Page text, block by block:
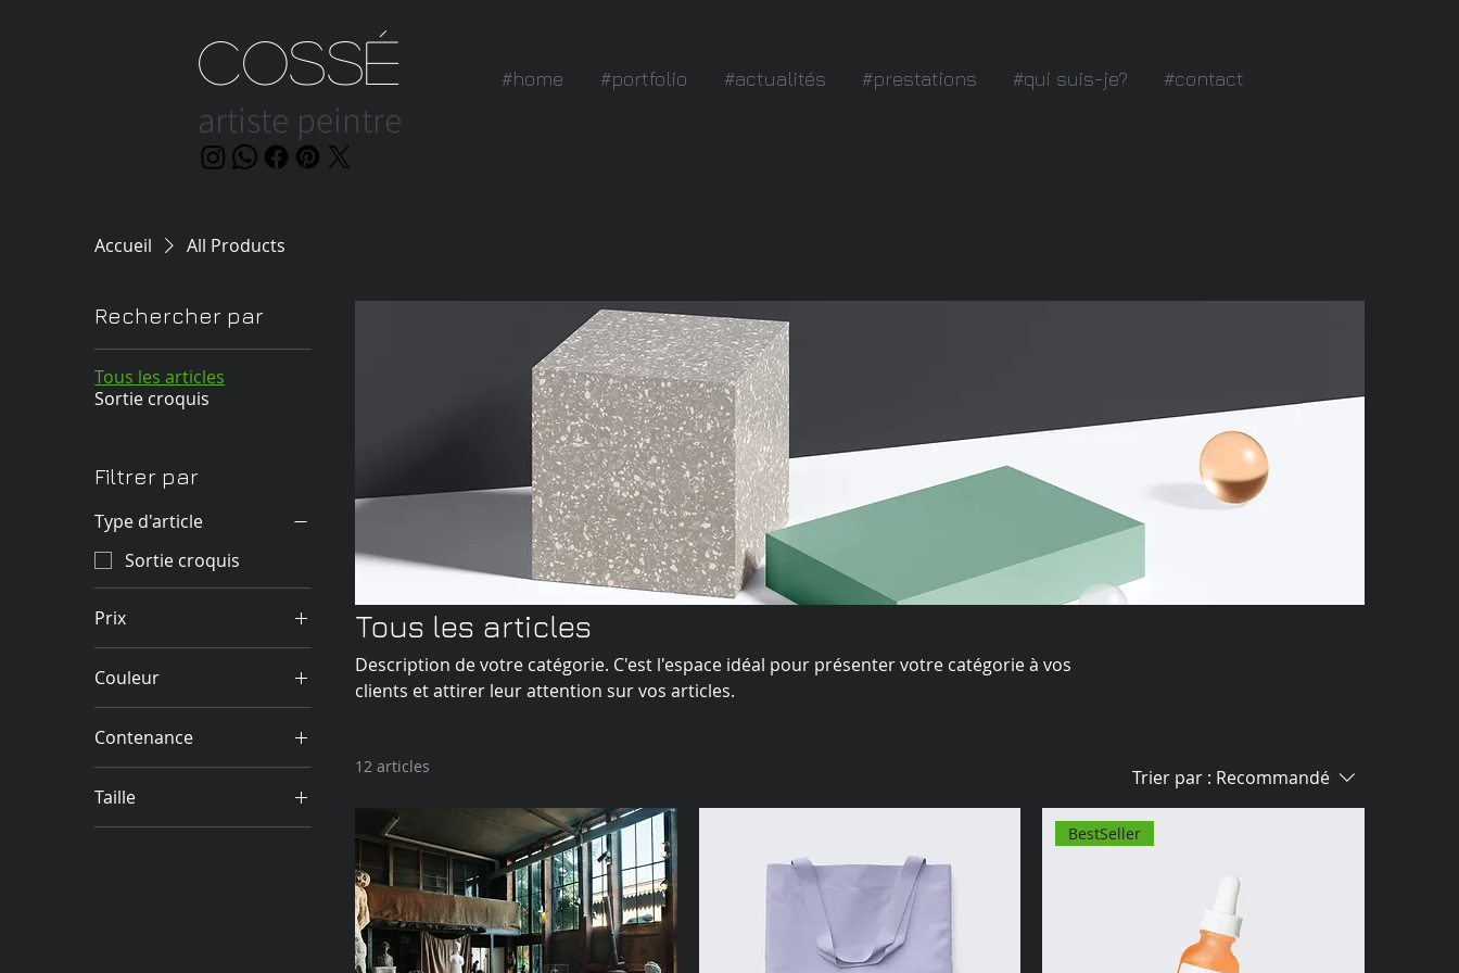
Cossé
artiste peintre
#home #portfolio #actualités #prestations #qui suis-je? #contact
Accueil All Products
Rechercher par
Tous les articles
Sortie croquis
Filtrer par
Type d'article
Sortie croquis
Prix
7 € 130 €
Couleur
Contenance
500 ml
Taille
Tous les articles
Description de votre catégorie. C'est l'espace idéal pour présenter votre catégorie à vos
clients et attirer leur attention sur vos articles.
12 articles Trier par : Recommandé
BestSeller